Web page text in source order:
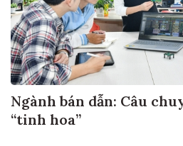
Ngành bán dẫn: Câu
“tinh hoa”